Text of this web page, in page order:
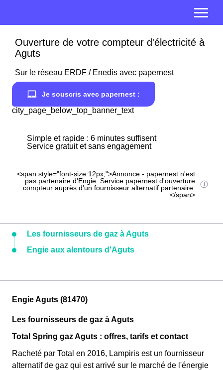
Ouverture de votre compteur d'électricité à
Aguts
Sur le réseau ERDF / Enedis avec papernest
Je souscris avec papernest :
city_page_below_top_banner_text
Simple et rapide : 6 minutes suffisent
Service gratuit et sans engagement
<span style="font-size:12px;">Annonce - papernest n'est
pas partenaire d'Engie. Service papernest d'ouverture
compteur auprès d'un fournisseur alternatif partenaire.
</span>
Les fournisseurs de gaz à Aguts
Engie aux alentours d'Aguts
Engie Aguts (81470)
Les fournisseurs de gaz à Aguts
Total Spring gaz Aguts : offres, tarifs et contact
Racheté par Total en 2016, Lampiris est un fournisseur
alternatif de gaz qui est arrivé sur le marché de l'énergie